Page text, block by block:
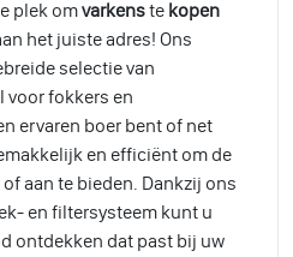
plek omvarkenste kopen
het juiste adres! Ons
selectie van
voor fokkers en
ervaren boer bent of net
en efficiënt om de
aan te bieden. Dankzij ons
en filtersysteem kunt u
ontdekken dat past bij uw